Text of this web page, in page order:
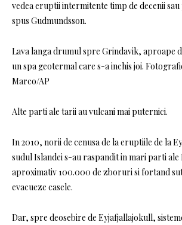
vedea eruptii intermitente timp de decenii
spus Gudmundsson.
Lava langa drumul spre Grindavik, aproape
un spa geotermal care s-a inchis joi.
Marco/AP
Alte parti ale tarii au vulcani mai puternici.
In 2010, norii de cenusa de la eruptiile de la
sudul Islandei s-au raspandit in mari parti
aproximativ 100.000 de zboruri si fortand
evacueze casele.
Dar, spre deosebire de Eyjafjallajokull,